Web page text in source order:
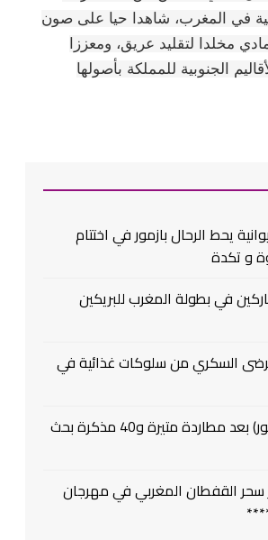
في المغرب، شاهدا حيا على صون
مخلدا لتقليد عريق، ومعززا
الجنوبية للمملكة بأصولها
يحط الرحال بازمور في اختتام
و تكدة
في بطولة المغرب للبريكين
السكري من سلوكات غذائية في
سقوط (الإمبراطور) بعد مطاردة متيرة و40 مذكرة بحث
سحر القفطان المغربي في مهرجان